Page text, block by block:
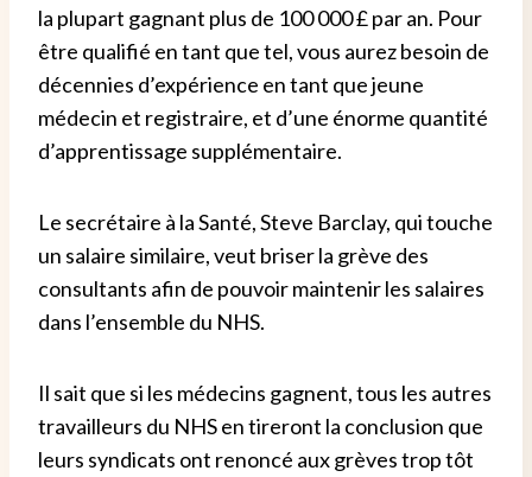
la plupart gagnant plus de 100 000 £ par an. Pour
être qualifié en tant que tel, vous aurez besoin de
décennies d’expérience en tant que jeune
médecin et registraire, et d’une énorme quantité
d’apprentissage supplémentaire.
Le secrétaire à la Santé, Steve Barclay, qui touche
un salaire similaire, veut briser la grève des
consultants afin de pouvoir maintenir les salaires
dans l’ensemble du NHS.
Il sait que si les médecins gagnent, tous les autres
travailleurs du NHS en tireront la conclusion que
leurs syndicats ont renoncé aux grèves trop tôt